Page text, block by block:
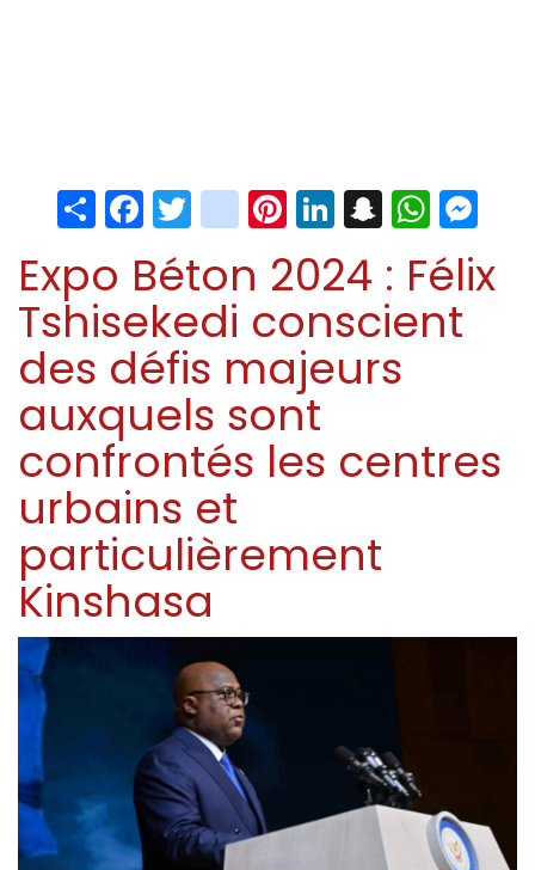
ShareFacebook
Twitter
instagram
Pinterest
LinkedIn
Snapchat
Expo Béton 2024 : Félix
Tshisekedi conscient
des défis majeurs
auxquels sont
confrontés les centres
urbains et
particulièrement
Kinshasa